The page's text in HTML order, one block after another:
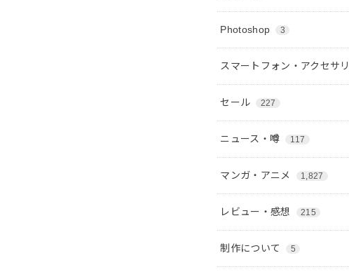
Photoshop 3
スマートフォン・アクセサリ
セール 227
ニュース・噂 117
マンガ・アニメ 1,827
レビュー・感想 215
制作について 5